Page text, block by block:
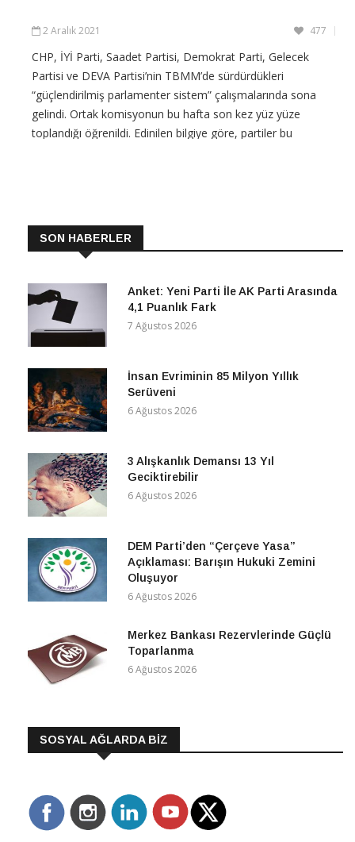
CHP, İYİ Parti, Saadet Partisi, Demokrat Parti, Gelecek
Partisi ve DEVA Partisi’nin TBMM’de sürdürdükleri
“güçlendirilmiş parlamenter sistem” çalışmalarında sona
gelindi. Ortak komisyonun bu hafta son kez yüz yüze
toplandığı öğrenildi. Edinilen bilgiye göre, partiler bu
aşamadan sonra çalışmalarını video konferans ve yazılı
4,1 Puanlık Fark
7 Ağustos 2026
Serüveni
6 Ağustos 2026
Geciktirebilir
6 Ağustos 2026
Açıklaması: Barışın Hukuki Zemini
Oluşuyor
6 Ağustos 2026
Toparlanma
6 Ağustos 2026